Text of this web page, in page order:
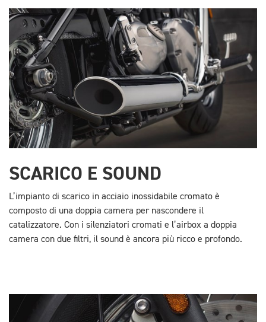
SCARICO E SOUND
L’impianto di scarico in acciaio inossidabile cromato è
composto di una doppia camera per nascondere il
catalizzatore. Con i silenziatori cromati e l’airbox a doppia
camera con due filtri, il sound è ancora più ricco e profondo.